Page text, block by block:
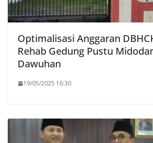
Optimalisasi Anggaran
Rehab Gedung Pustu
Dawuhan
19/05/2025 16:30